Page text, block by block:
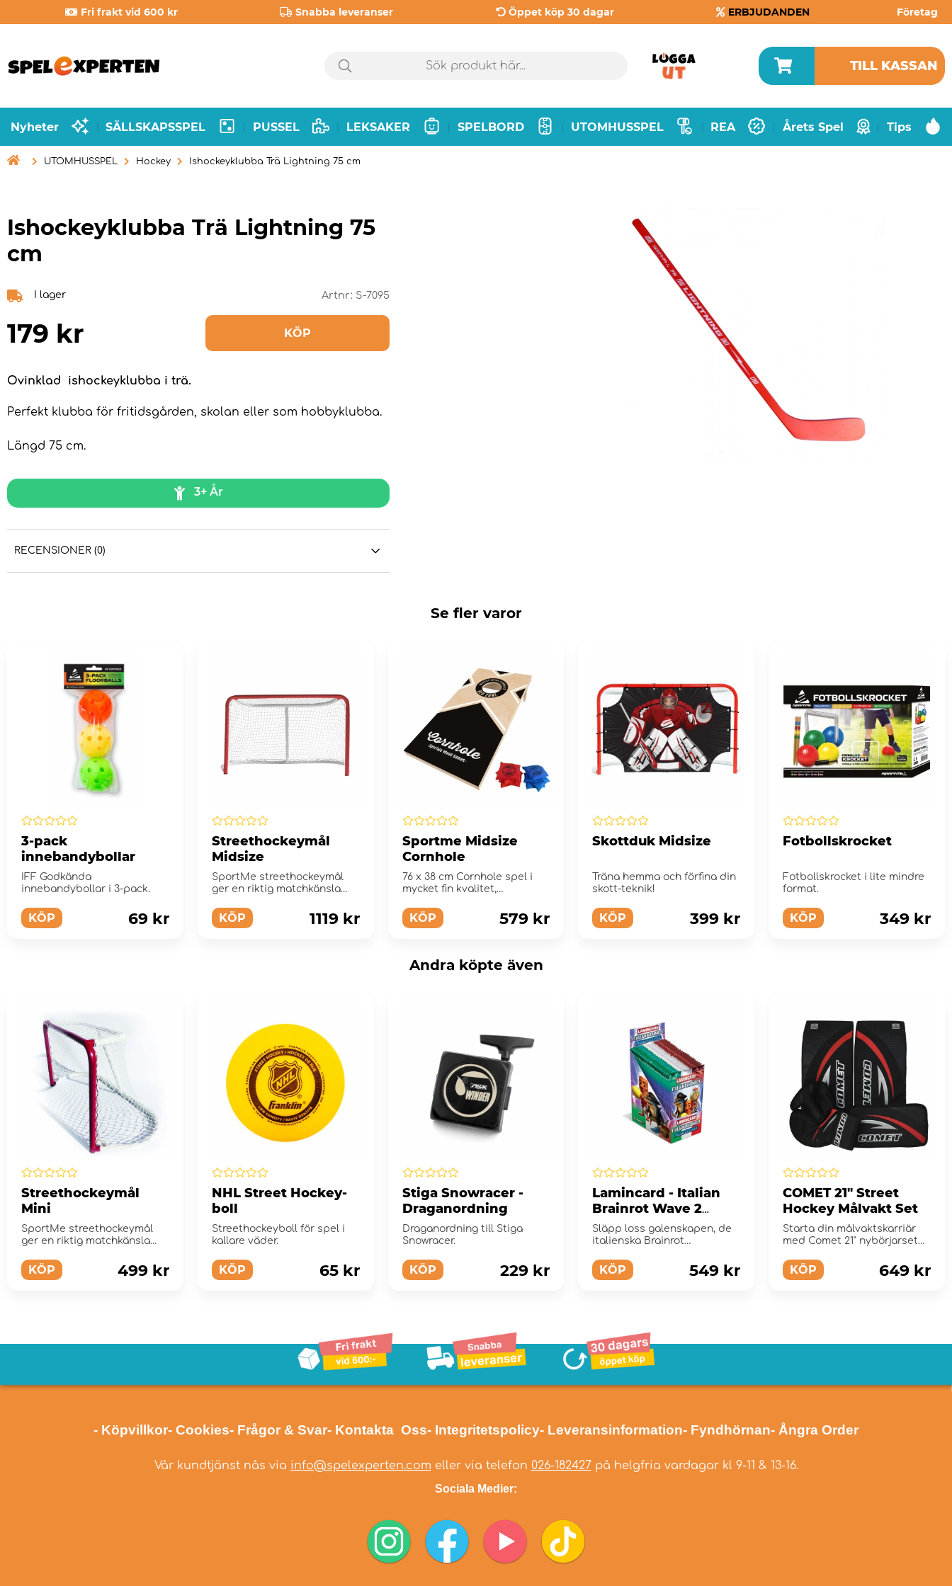
Fri frakt vid 600 kr Snabba leveranser Öppet köp 30 dagar ERBJUDANDEN Företag
TILL KASSAN
Nyheter SÄLLSKAPSSPEL PUSSEL LEKSAKER SPELBORD UTOMHUSSPEL REA Årets Spel Tips
 UTOMHUSSPEL Hockey Ishockeyklubba Trä Lightning 75 cm
Ishockeyklubba Trä Lightning 75
cm
I lager Artnr: S-7095
179 kr KÖP
Ovinklad ishockeyklubba i trä.
Perfekt klubba för fritidsgården, skolan eller som hobbyklubba.
Längd 75 cm.
3+ År
RECENSIONER (0)
Se fler varor
3-pack
innebandybollar
IFF Godkända
innebandybollar i 3-pack.
KÖP 69 kr
Streethockeymål
Midsize
SportMe streethockeymål
ger en riktig matchkänsla
KÖP 1119 kr
Sportme Midsize
Cornhole
76 x 38 cm Cornhole spel i
mycket fin kvalitet,
KÖP 579 kr
Skottduk Midsize
Träna hemma och förfina din
skott-teknik!
KÖP 399 kr
Fotbollskrocket
Fotbollskrocket i lite mindre
format.
KÖP 349 kr
Andra köpte även
Streethockeymål
Mini
SportMe streethockeymål
ger en riktig matchkänsla
KÖP 499 kr
NHL Street Hockey-
boll
Streethockeyboll för spel i
kallare väder.
KÖP 65 kr
Stiga Snowracer -
Draganordning
Draganordning till Stiga
Snowracer.
KÖP 229 kr
Lamincard - Italian
Brainrot Wave 2
Display
Släpp loss galenskapen, de
italienska Brainrot
KÖP 549 kr
COMET 21" Street
Hockey Målvakt Set
Starta din målvaktskarriär
med Comet 21" nybörjarset
KÖP 649 kr
- Köpvillkor- Cookies- Frågor & Svar- Kontakta Oss- Integritetspolicy- Leveransinformation- Fyndhörnan- Ångra Order
Vår kundtjänst nås via info@spelexperten.com eller via telefon 026-182427på helgfria vardagar kl 9-11 & 13-16.
Sociala Medier: